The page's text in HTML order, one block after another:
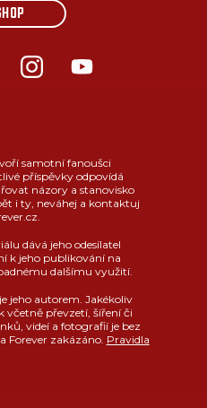
samotní fanoušci
příspěvky odpovídá
názory a stanovisko
i ty, neváhej a kontaktuj
dává jeho odesílatel
k jeho publikování na
dalšímu využití.
jeho autorem. Jakékoliv
včetně převzetí, šíření či
videí a fotografií je bez
Forever zakázáno. Pravidla